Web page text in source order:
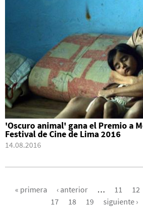
'Oscuro animal' gana el Premio a
Festival de Cine de Lima 2016
14.08.2016
PÁGINAS
« primera ‹ anterior … 11 12
17
18 19 siguiente ›